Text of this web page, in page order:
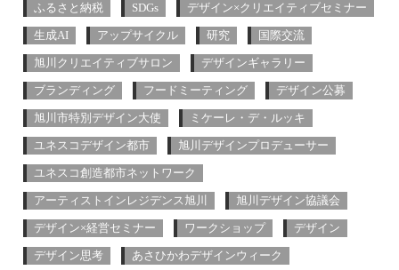
ふるさと納税 SDGs デザイン×クリエイティブセミナー
生成AI アップサイクル 研究 国際交流
旭川クリエイティブサロン デザインギャラリー
ブランディング フードミーティング デザイン公募
旭川市特別デザイン大使 ミケーレ・デ・ルッキ
ユネスコデザイン都市 旭川デザインプロデューサー
ユネスコ創造都市ネットワーク
アーティストインレジデンス旭川 旭川デザイン協議会
デザイン×経営セミナー ワークショップ デザイン
デザイン思考 あさひかわデザインウィーク